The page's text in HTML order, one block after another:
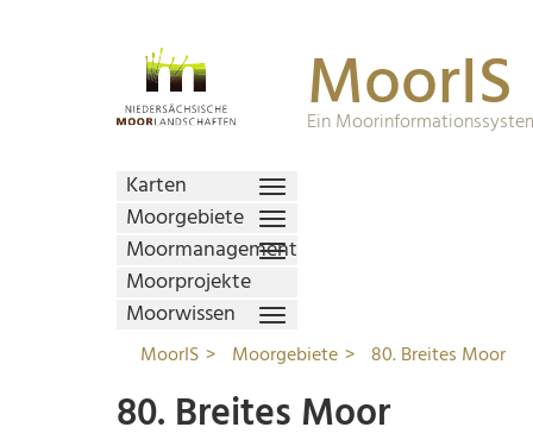
MoorIS
Ein
Karten
Moorgebiete
Moormanagement
Moorprojekte
Moorwissen
MoorIS Moorgebiete 80. Breites Moor
80. Breites Moor